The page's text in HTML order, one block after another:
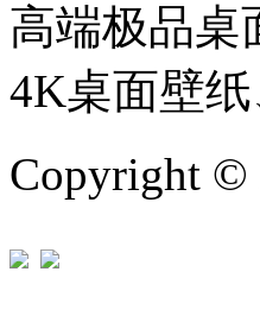
高端极品桌
4K桌面壁
Copyright ©